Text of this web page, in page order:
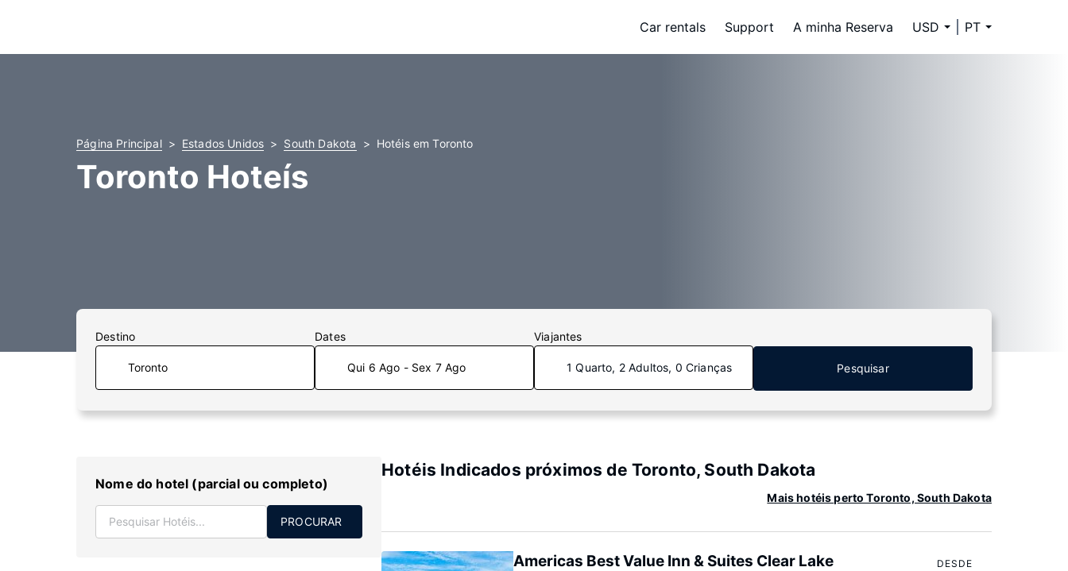
Car rentals Support A minha Reserva USD PT
Página Principal Estados Unidos South Dakota Hotéis em Toronto
Toronto Hoteís
Destino Dates
Qui 6 Ago - Sex 7 Ago
Viajantes
1 Quarto, 2 Adultos, 0 Crianças Pesquisar
Nome do hotel (parcial ou completo)
PROCURAR
Hotéis Indicados próximos de Toronto, South Dakota
Mais hotéis perto Toronto, South Dakota
Americas Best Value Inn & Suites Clear Lake DESDE